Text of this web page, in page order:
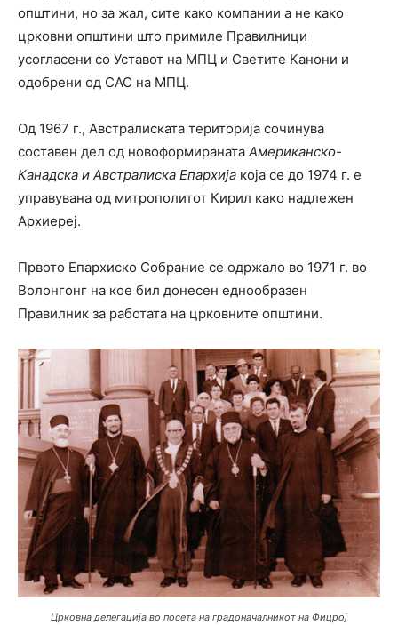
општини, но за жал, сите како компании а не како
црковни општини што примиле Правилници
усогласени со Уставот на МПЦ и Светите Канони и
одобрени од САС на МПЦ.
Од 1967 г., Австралиската територија сочинува
составен дел од новоформираната Американско-
Канадска и Австралиска Епархија која се до 1974 г. е
управувана од митрополитот Кирил како надлежен
Архиереј.
Првото Епархиско Собрание се одржало во 1971 г. во
Волонгонг на кое бил донесен еднообразен
Правилник за работата на црковните општини.
Црковна делегација во посета на градоначалникот на Фицрој